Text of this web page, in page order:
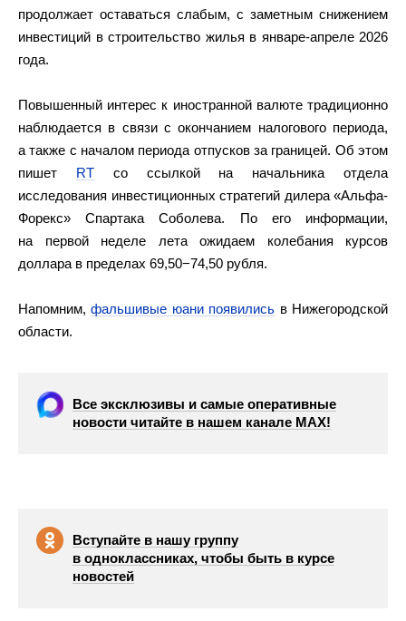
продолжает оставаться слабым, с заметным снижением
инвестиций в строительство жилья в январе-апреле 2026
года.
Повышенный интерес к иностранной валюте традиционно
наблюдается в связи с окончанием налогового периода,
а также с началом периода отпусков за границей. Об этом
пишет RTсо ссылкой на начальника отдела
исследования инвестиционных стратегий дилера «Альфа-
Форекс» Спартака Соболева. По его информации,
на первой неделе лета ожидаем колебания курсов
доллара в пределах 69,50−74,50 рубля.
Напомним,фальшивые юани появились в Нижегородской
области.
Все эксклюзивы и самые оперативные
новости читайте в нашем канале МАХ!
Вступайте в нашу группу
в одноклассниках, чтобы быть в курсе
новостей